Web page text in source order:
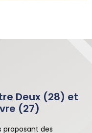
Deux (28) et
(27)
proposant des